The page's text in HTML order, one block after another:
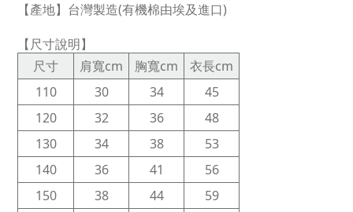
【產地】台灣製造(有機棉由埃及進口)
【尺寸說明】
尺寸
肩寬cm 胸寬cm
衣長cm
110
30 34
45
120
32 36
48
130
34 38
53
140
36 41
56
150
38 44
59